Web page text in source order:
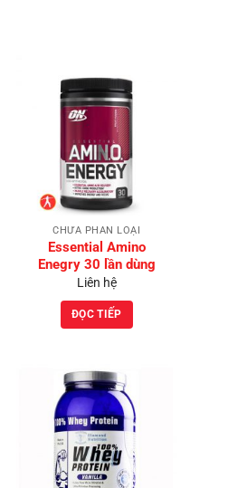
Add to
Wishlist
CHƯA PHÂN LOẠI
Essential Amino
Enegry 30 lần dùng
Liên hệ
ĐỌC TIẾP
Wishlist